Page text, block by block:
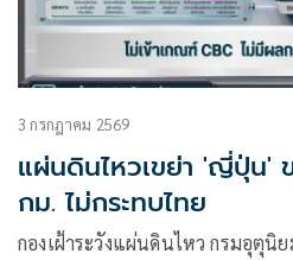
3 กรกฎาคม 2569
แผ่นดินไหวเขย่า 'ญี่ปุ่น'
กม. ไม่กระทบไทย
กองเฝ้าระวังแผ่นดินไหว กรมอุตุนิย